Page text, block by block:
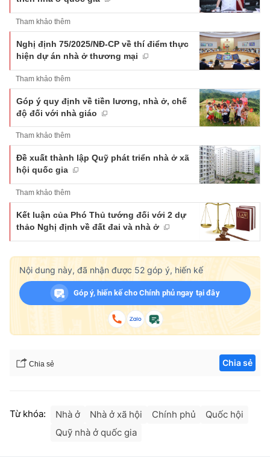
Tham khảo thêm
Nghị định 75/2025/NĐ-CP về thí điểm thực
hiện dự án nhà ở thương mại
Tham khảo thêm
Góp ý quy định về tiền lương, nhà ở, chế
độ đối với nhà giáo
Tham khảo thêm
Đề xuất thành lập Quỹ phát triển nhà ở xã
hội quốc gia
Tham khảo thêm
Kết luận của Phó Thủ tướng đối với 2 dự
thảo Nghị định về đất đai và nhà ở
Nội dung này, đã nhận được 52 góp ý, hiến kế
Góp ý, hiến kế cho Chính phủ ngay tại đây
Chia sẻ Chia sẻ
Từ khóa: Nhà ở Nhà ở xã hội Chính phủ
Quốc hội
Quỹ nhà ở quốc gia